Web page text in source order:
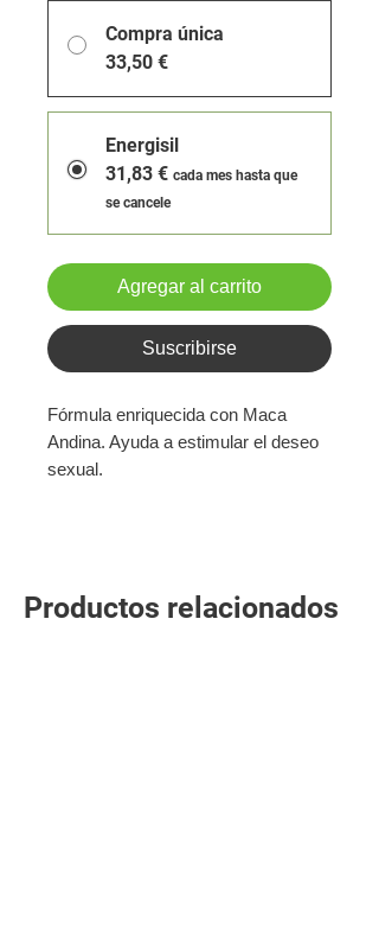
Compra única
33,50 €
Energisil
31,83 € cada mes hasta que
se cancele
Agregar al carrito
Suscribirse
Fórmula enriquecida con Maca
Andina. Ayuda a estimular el deseo
sexual.
Productos relacionados